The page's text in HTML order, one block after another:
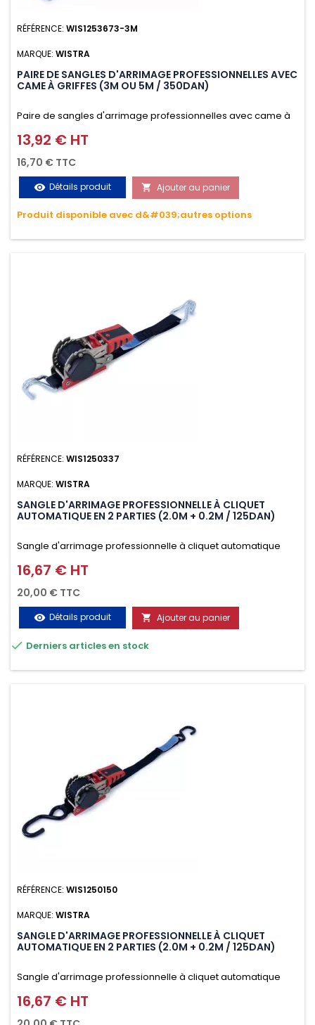
RÉFÉRENCE: WIS1253673-3M
MARQUE: WISTRA
PAIRE DE SANGLES D'ARRIMAGE PROFESSIONNELLES AVEC
CAME À GRIFFES (3M OU 5M / 350DAN)
Paire de sangles d'arrimage professionnelles avec came à
griffes (3M ou 5M / 350daN), simple et rapide d'utilisation.
Permet d'arrimer et de sécuriser vos chargements pendant
le transport. Matière polyester très résistante aux UV et aux
variations de températures, n'absorbe pas l'eau.
Prix
13,92 € HT
16,70 € TTC
visibility Détails produit  Ajouter au panier
Produit disponible avec d&#039;autres options
RÉFÉRENCE: WIS1250337
MARQUE: WISTRA
SANGLE D'ARRIMAGE PROFESSIONNELLE À CLIQUET
AUTOMATIQUE EN 2 PARTIES (2.0M + 0.2M / 125DAN)
Sangle d'arrimage professionnelle à cliquet automatique
avec crochet deux doigts soudés en J en 2 parties (2.0M +
0.2M / 125daN), simple et rapide d'utilisation. Permet
d'arrimer et de sécuriser vos chargements pendant le
transport. Matière polyester très résistante aux UV et aux
variations de températures, n'absorbe pas l'eau.
Prix
16,67 € HT
20,00 € TTC
visibility Détails produit  Ajouter au panier
 Derniers articles en stock
RÉFÉRENCE: WIS1250150
MARQUE: WISTRA
SANGLE D'ARRIMAGE PROFESSIONNELLE À CLIQUET
AUTOMATIQUE EN 2 PARTIES (2.0M + 0.2M / 125DAN)
Sangle d'arrimage professionnelle à cliquet automatique
avec crochet S en 2 parties (2.0M + 0.2M / 125daN), simple et
rapide d'utilisation. Permet d'arrimer et de sécuriser
Prix
16,67 € HT